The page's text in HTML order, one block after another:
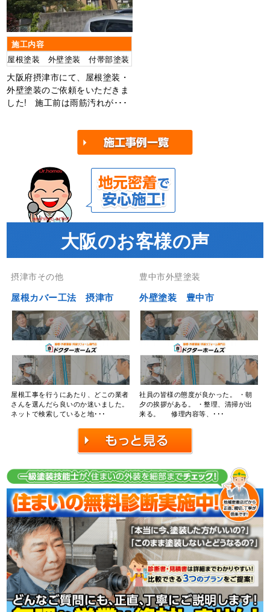
施工内容
屋根塗装 外壁塗装 付帯部塗装
大阪府摂津市にて、屋根塗装・
外壁塗装のご依頼をいただきま
した! 施工前は雨筋汚れが･･･
大阪のお客様の声
摂津市その他
屋根カバー工法 摂津市
屋根工事を行うにあたり、どこの業者
さんを選んだら良いのか迷いました。
ネットで検索していると地･･･
豊中市外壁塗装
外壁塗装 豊中市
社員の皆様の態度が良かった。 ・朝
夕の挨拶がある。 ・整理、清掃が出
来る。 修理内容等、･･･